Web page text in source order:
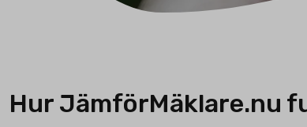
Hur JämförMäklare.nu